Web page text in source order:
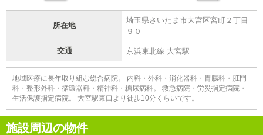
所在地
埼玉県さいたま市大宮区宮町２丁目
９０
交通 京浜東北線 大宮駅
地域医療に長年取り組む総合病院。 内科・外科・消化器科・胃腸科・肛門
科・整形外科・循環器科・精神科・糖尿病科。 救急病院・労災指定病院・
生活保護指定病院。 大宮駅東口より徒歩10分くらいです。
施設周辺の物件